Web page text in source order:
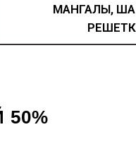
скидку?
МАНГАЛЫ,